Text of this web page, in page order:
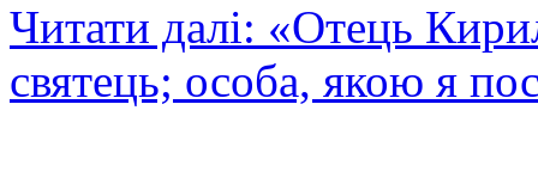
Читати далі: «Отець
святець; особа, якою я